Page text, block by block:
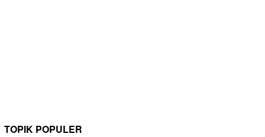
TOPIK POPULER